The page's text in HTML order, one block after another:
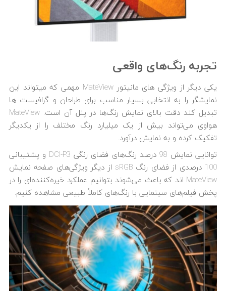
تجربه رنگ‌های واقعی
یکی دیگر از ویژگی های مانیتور MateView مهمی که می‎تواند این
نمایشگر را به انتخابی بسیار مناسب برای طراحان و گرافیست‎ ها
تبدیل کند دقت بالای نمایش رنگ‌ها در پنل آن است. MateView
هواوی می‌تواند بیش از یک میلیارد رنگ مختلف را از یکدیگر
تفکیک کرده و به نمایش درآورد.
توانایی نمایش 98 درصد رنگ‌های فضای رنگی DCI-P3 و پشتیبانی
100 درصدی از فضای رنگ sRGB از دیگر ویژگی‌های صفحه نمایش
MateView اند که باعث می‌شوند بتوانیم عملکرد خیره‌کننده‌ای را در
پخش فیلم‌های سینمایی با رنگ‌های کاملاً طبیعی مشاهده کنیم.